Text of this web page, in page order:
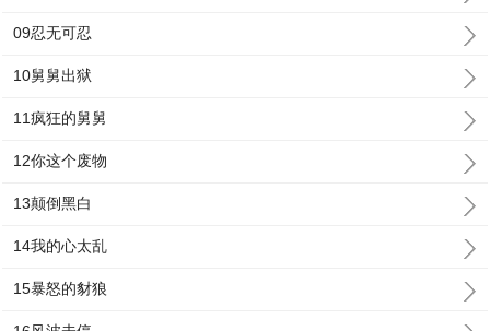
09忍无可忍
10舅舅出狱
11疯狂的舅舅
12你这个废物
13颠倒黑白
14我的心太乱
15暴怒的豺狼